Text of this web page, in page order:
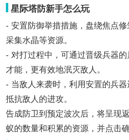
星际塔防新手怎么玩
- 安置防御举措措施，盘绕焦点
采集水晶等资源。
- 对打过程中，可通过晋级兵器
才能，更有效地泯灭敌人。
- 当敌人来袭时，利用安置的兵器
抵抗敌人的进攻。
告成防卫到预定波次后，将呈现
蚁的数量和积累的资源，并点击